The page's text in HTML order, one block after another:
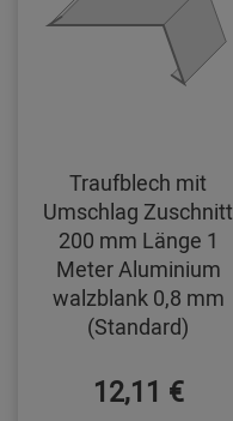
Traufblech mit
Umschlag Zuschnitt
200 mm Länge 1
Meter Aluminium
walzblank 0,8 mm
(Standard)
12,11 €